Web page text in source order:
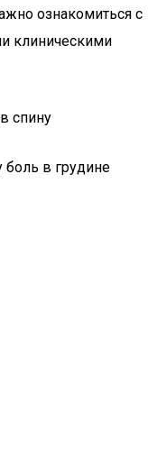
ознакомиться с
клиническими
боль в грудине